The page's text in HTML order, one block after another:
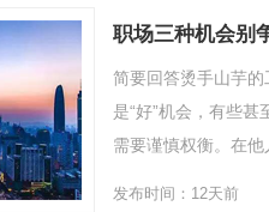
职场三种机会别
简要回答烫手山芋
是“好”机会，有些
需要谨慎权衡。在他
发布时间：12天前